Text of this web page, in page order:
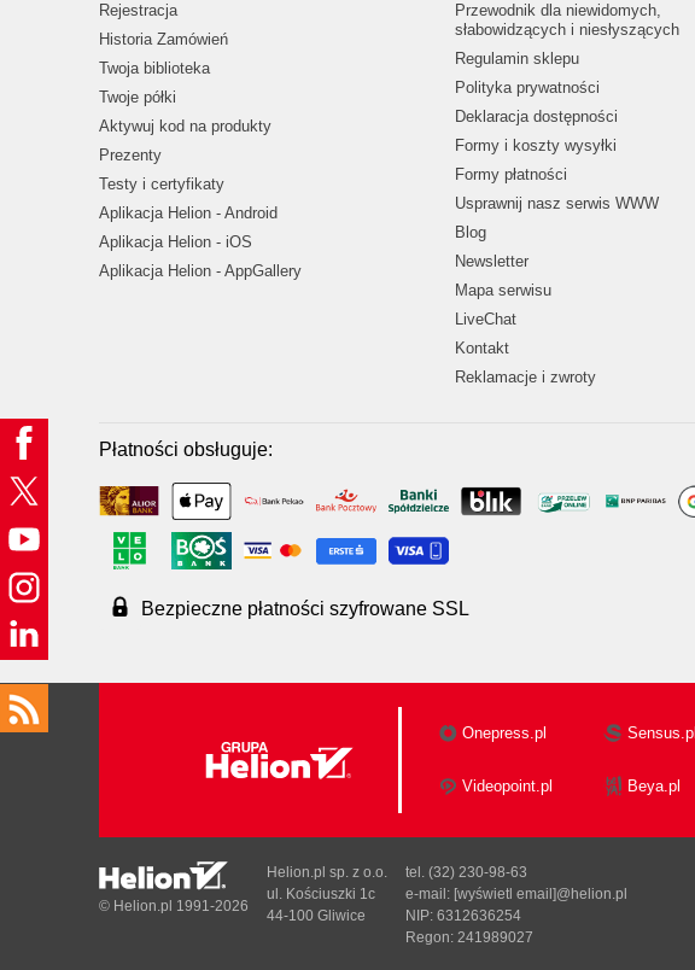
Rejestracja
Historia Zamówień
Twoja biblioteka
Twoje półki
Aktywuj kod na produkty
Prezenty
Testy i certyfikaty
Aplikacja Helion - Android
Aplikacja Helion - iOS
Aplikacja Helion - AppGallery
Przewodnik dla niewidomych,
słabowidzących i niesłyszących
Regulamin sklepu
Polityka prywatności
Deklaracja dostępności
Formy i koszty wysyłki
Formy płatności
Usprawnij nasz serwis WWW
Blog
Newsletter
Mapa serwisu
LiveChat
Kontakt
Reklamacje i zwroty
Płatności obsługuje:
Bezpieczne płatności szyfrowane SSL
Onepress.pl Sensus.pl
Videopoint.pl Beya.pl
© Helion.pl 1991-2026
Helion.pl sp. z o.o.
ul. Kościuszki 1c
44-100 Gliwice
tel. (32) 230-98-63
e-mail: [wyświetl email]@helion.pl
NIP: 6312636254
Regon: 241989027